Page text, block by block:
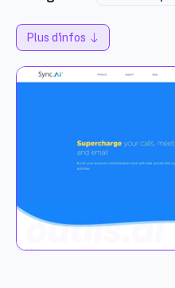
Plus d'infos